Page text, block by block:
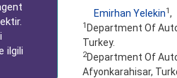
ilgili
Emirhan Yelekin1,
1 Department Of
Turkey.
2Department Of
Afyonkarahisar,